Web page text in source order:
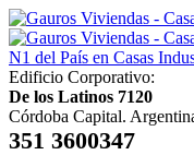
N1 del País en Casas
Edificio Corporativo:
De los Latinos 7120
Córdoba Capital.
351 3600347